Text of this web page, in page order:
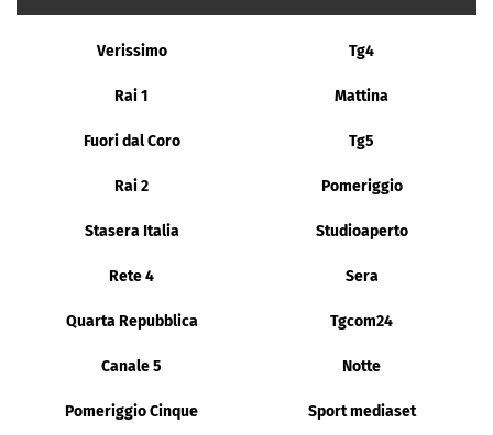
Verissimo Tg4
Rai 1 Mattina
Fuori dal Coro Tg5
Rai 2 Pomeriggio
Stasera Italia Studioaperto
Rete 4 Sera
Quarta Repubblica Tgcom24
Canale 5 Notte
Pomeriggio Cinque Sport mediaset